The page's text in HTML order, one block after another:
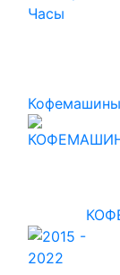
Кофемашины